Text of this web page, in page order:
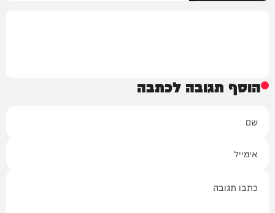
הוסף תגובה לכתבה